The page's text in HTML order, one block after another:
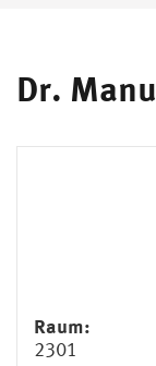
Dr.
Raum:
2301